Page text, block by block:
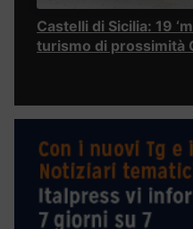
Castelli di Sicilia: 19
turismo di prossimità